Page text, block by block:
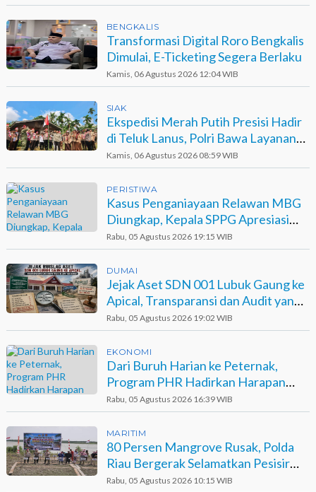
BENGKALIS
Transformasi Digital Roro Bengkalis
Dimulai, E-Ticketing Segera Berlaku
Kamis, 06 Agustus 2026 12:04 WIB
SIAK
Ekspedisi Merah Putih Presisi Hadir
di Teluk Lanus, Polri Bawa Layanan
dan Harapan
Kamis, 06 Agustus 2026 08:59 WIB
PERISTIWA
Kasus Penganiayaan Relawan MBG
Diungkap, Kepala SPPG Apresiasi
Kinerja Polisi
Rabu, 05 Agustus 2026 19:15 WIB
DUMAI
Jejak Aset SDN 001 Lubuk Gaung ke
Apical, Transparansi dan Audit yang
Belum Terjawab
Rabu, 05 Agustus 2026 19:02 WIB
EKONOMI
Dari Buruh Harian ke Peternak,
Program PHR Hadirkan Harapan
Baru bagi Suku Sakai
Rabu, 05 Agustus 2026 16:39 WIB
MARITIM
80 Persen Mangrove Rusak, Polda
Riau Bergerak Selamatkan Pesisir
Sinaboi
Rabu, 05 Agustus 2026 10:15 WIB